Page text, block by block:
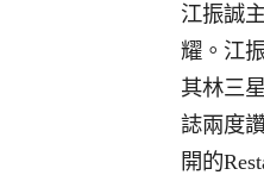
江振誠
耀。江
其林三
誌兩度
開的